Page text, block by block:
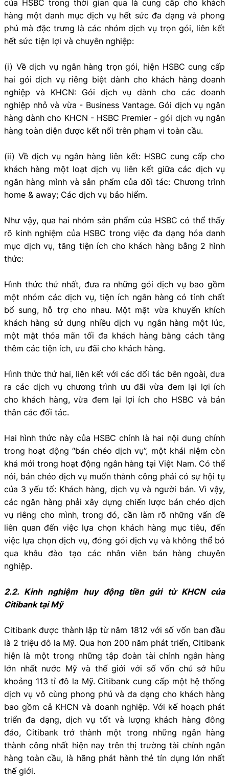
của HSBC trong thời gian qua là cung cấp cho khách
hàng một danh mục dịch vụ hết sức đa dạng và phong
phú mà đặc trưng là các nhóm dịch vụ trọn gói, liên kết
hết sức tiện lợi và chuyên nghiệp:
(i) Về dịch vụ ngân hàng trọn gói, hiện HSBC cung cấp
hai gói dịch vụ riêng biệt dành cho khách hàng doanh
nghiệp và KHCN: Gói dịch vụ dành cho các doanh
nghiệp nhỏ và vừa - Business Vantage. Gói dịch vụ ngân
hàng dành cho KHCN - HSBC Premier - gói dịch vụ ngân
hàng toàn diện được kết nối trên phạm vi toàn cầu.
(ii) Về dịch vụ ngân hàng liên kết: HSBC cung cấp cho
khách hàng một loạt dịch vụ liên kết giữa các dịch vụ
ngân hàng mình và sản phẩm của đối tác: Chương trình
home & away; Các dịch vụ bảo hiểm.
Như vậy, qua hai nhóm sản phẩm của HSBC có thể thấy
rõ kinh nghiệm của HSBC trong việc đa dạng hóa danh
mục dịch vụ, tăng tiện ích cho khách hàng bằng 2 hình
thức:
Hình thức thứ nhất, đưa ra những gói dịch vụ bao gồm
một nhóm các dịch vụ, tiện ích ngân hàng có tính chất
bổ sung, hỗ trợ cho nhau. Một mặt vừa khuyến khích
khách hàng sử dụng nhiều dịch vụ ngân hàng một lúc,
một mặt thỏa mãn tối đa khách hàng bằng cách tăng
thêm các tiện ích, ưu đãi cho khách hàng.
Hình thức thứ hai, liên kết với các đối tác bên ngoài, đưa
ra các dịch vụ chương trình ưu đãi vừa đem lại lợi ích
cho khách hàng, vừa đem lại lợi ích cho HSBC và bản
thân các đối tác.
Hai hình thức này của HSBC chính là hai nội dung chính
trong hoạt động “bán chéo dịch vụ”, một khái niệm còn
khá mới trong hoạt động ngân hàng tại Việt Nam. Có thể
nói, bán chéo dịch vụ muốn thành công phải có sự hội tụ
của 3 yếu tố: Khách hàng, dịch vụ và người bán. Vì vậy,
các ngân hàng phải xây dựng chiến lược bán chéo dịch
vụ riêng cho mình, trong đó, cần làm rõ những vấn đề
liên quan đến việc lựa chọn khách hàng mục tiêu, đến
việc lựa chọn dịch vụ, đóng gói dịch vụ và không thể bỏ
qua khâu đào tạo các nhân viên bán hàng chuyên
nghiệp.
2.2. Kinh nghiệm huy động tiền gửi từ KHCN của
Citibank tại Mỹ
Citibank được thành lập từ năm 1812 với số vốn ban đầu
là 2 triệu đô la Mỹ. Qua hơn 200 năm phát triển, Citibank
hiện là một trong những tập đoàn tài chính ngân hàng
lớn nhất nước Mỹ và thế giới với số vốn chủ sở hữu
khoảng 113 tỉ đô la Mỹ. Citibank cung cấp một hệ thống
dịch vụ vô cùng phong phú và đa dạng cho khách hàng
bao gồm cả KHCN và doanh nghiệp. Với kế hoạch phát
triển đa dạng, dịch vụ tốt và lượng khách hàng đông
đảo, Citibank trở thành một trong những ngân hàng
thành công nhất hiện nay trên thị trường tài chính ngân
hàng toàn cầu, là hãng phát hành thẻ tín dụng lớn nhất
thế giới.